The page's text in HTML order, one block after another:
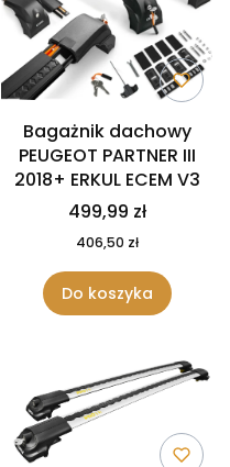
Bagażnik dachowy
PEUGEOT PARTNER III
2018+ ERKUL ECEM V3
499,99 zł
406,50 zł
Do koszyka